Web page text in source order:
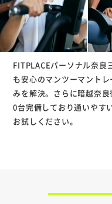
FITPLACEパーソナル奈良
も安心のマンツーマント
みを解決。さらに暗越奈
0台完備しており通いやす
お試しください。